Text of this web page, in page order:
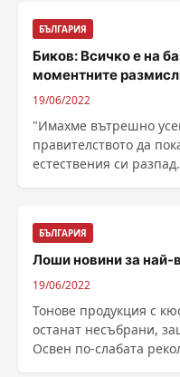
БЪЛГАРИЯ
Биков: Всичко е на
моментните
19/06/2022
"Имахме вътрешно
правителството да
естествения си
БЪЛГАРИЯ
Лоши новини за най-
19/06/2022
Тонове продукция с
останат несъбрани,
Освен по-слабата